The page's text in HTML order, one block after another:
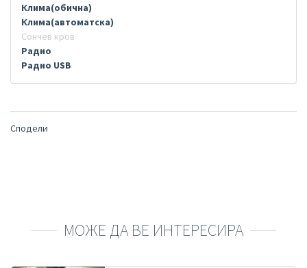
Клима(обична)
Клима(автоматска)
Сончев кров
Радио
Радио USB
Сподели
МОЖЕ ДА ВЕ ИНТЕРЕСИРА